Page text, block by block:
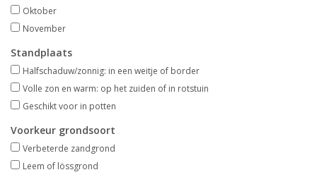
Schaduwplanten
Aanbiedingen
Bodemverbetering
Overige producten
Oktober
November
Standplaats
Halfschaduw/zonnig: in een weitje of border
Volle zon en warm: op het zuiden of in rotstuin
Geschikt voor in potten
Voorkeur grondsoort
Verbeterde zandgrond
Leem of lössgrond